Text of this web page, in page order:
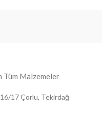
Tüm Malzemeler
17 Çorlu, Tekirdağ